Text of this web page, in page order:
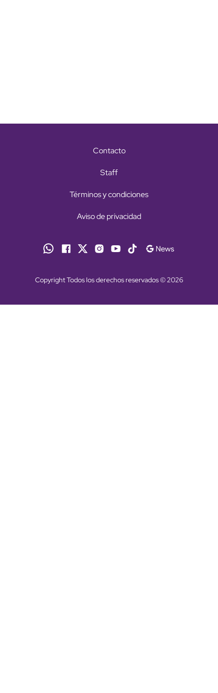
Contacto
Staff
Términos y condiciones
Aviso de privacidad
Copyright Todos los derechos reservados © 2026